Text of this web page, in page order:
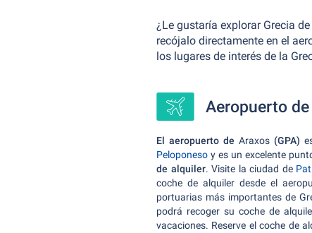
¿Le gustaría explorar Grecia
recójalo directamente en el
los lugares de interés de la
Aeropuerto
El aeropuerto de Araxos (GPA)
Peloponeso y es un excelente
de alquiler. Visite la ciudad de
coche de alquiler desde el
portuarias más importantes de
podrá recoger su coche de
vacaciones. Reserve el coche de